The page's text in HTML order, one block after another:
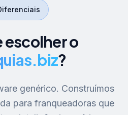
escolher o
?
genérico. Construímos
para franqueadoras que